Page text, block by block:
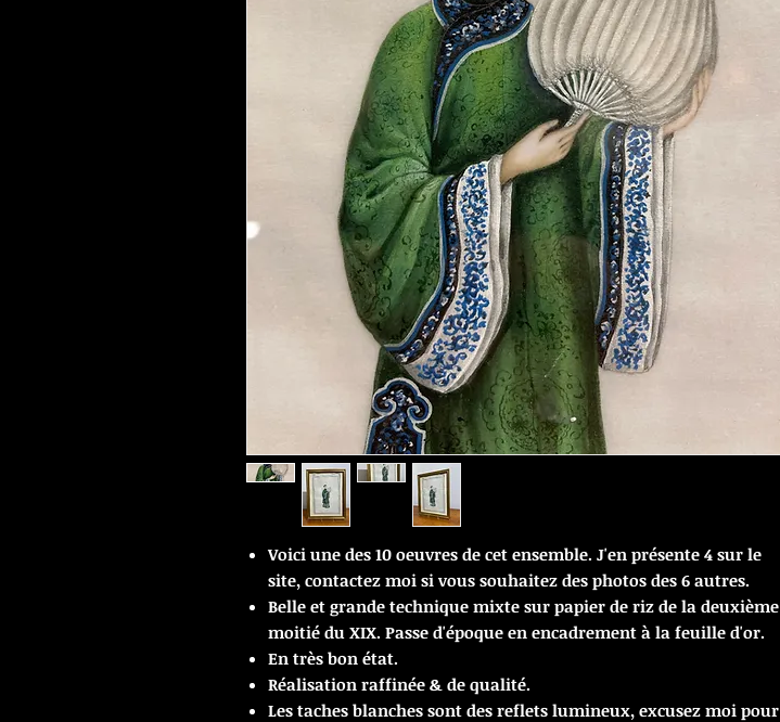
Voici une des 10 oeuvres de cet ensemble. J'en présente 4 sur le
site, contactez moi si vous souhaitez des photos des 6 autres.
Belle et grande technique mixte sur papier de riz de la deuxième
moitié du XIX. Passe d'époque en encadrement à la feuille d'or.
En très bon état.
Réalisation raffinée & de qualité.
Les taches blanches sont des reflets lumineux, excusez moi pour